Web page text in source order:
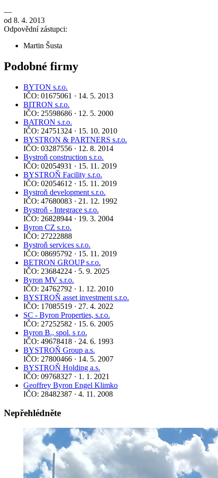
—
od 8. 4. 2013
Odpovědní zástupci:
Martin Šusta
Podobné firmy
BYTON s.r.o.
IČO: 01675061 · 14. 5. 2013
BITRON s.r.o.
IČO: 25598686 · 12. 5. 2000
BATRON s.r.o.
IČO: 24751324 · 15. 10. 2010
BYSTRON & PARTNERS s.r.o.
IČO: 03287556 · 12. 8. 2014
Bystroň construction s.r.o.
IČO: 02054931 · 15. 11. 2019
BYSTROŇ Facility s.r.o.
IČO: 02054612 · 15. 11. 2019
Bystroň development s.r.o.
IČO: 47680083 · 21. 12. 1992
Bystroň - Integrace s.r.o.
IČO: 26828944 · 19. 3. 2004
Byron CZ s.r.o.
IČO: 27222888
Bystroň services s.r.o.
IČO: 08695792 · 15. 11. 2019
BETRON GROUP s.r.o.
IČO: 23684224 · 5. 9. 2025
Byron MV s.r.o.
IČO: 24762792 · 1. 12. 2010
BYSTROŇ asset investment s.r.o.
IČO: 17085519 · 27. 4. 2022
SC - Byron Properties, s.r.o.
IČO: 27252582 · 15. 6. 2005
Byron B., spol. s r.o.
IČO: 49678418 · 24. 6. 1993
BYSTROŇ Group a.s.
IČO: 27800466 · 14. 5. 2007
BYSTROŇ Holding a.s.
IČO: 09768327 · 1. 1. 2021
Geoffrey Byron Engel Klimko
IČO: 28482387 · 4. 11. 2008
Nepřehlédněte